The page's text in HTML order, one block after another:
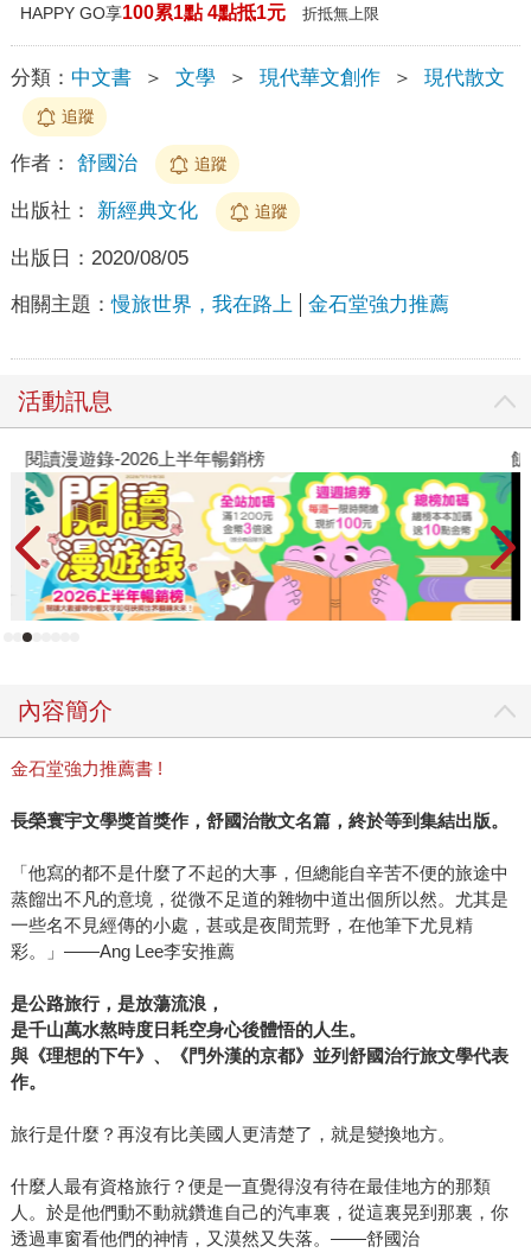
HAPPY GO享100累1點 4點抵1元 折抵無上限
分類： 中文書 ＞ 文學 ＞ 現代華文創作 ＞ 現代散文
追蹤
作者： 舒國治 追蹤
出版社： 新經典文化 追蹤
出版日： 2020/08/05
相關主題：慢旅世界，我在路上 金石堂強力推薦
活動訊息
閱讀漫遊錄-2026上半年暢銷榜
內容簡介
金石堂強力推薦書 !
長榮寰宇文學獎首獎作，舒國治散文名篇，終於等到集結出版。
「他寫的都不是什麼了不起的大事，但總能自辛苦不便的旅途中
蒸餾出不凡的意境，從微不足道的雜物中道出個所以然。尤其是
一些名不見經傳的小處，甚或是夜間荒野，在他筆下尤見精
彩。」——Ang Lee李安推薦
是公路旅行，是放蕩流浪，
是千山萬水熬時度日耗空身心後體悟的人生。
與《理想的下午》、
《門外漢的京都》 並列舒國治行旅文學代表
作。
旅行是什麼？再沒有比美國人更清楚了，就是變換地方。
什麼人最有資格旅行？便是一直覺得沒有待在最佳地方的那類
人。於是他們動不動就鑽進自己的汽車裏，從這裏晃到那裏，你
透過車窗看他們的神情，又漠然又失落。——舒國治